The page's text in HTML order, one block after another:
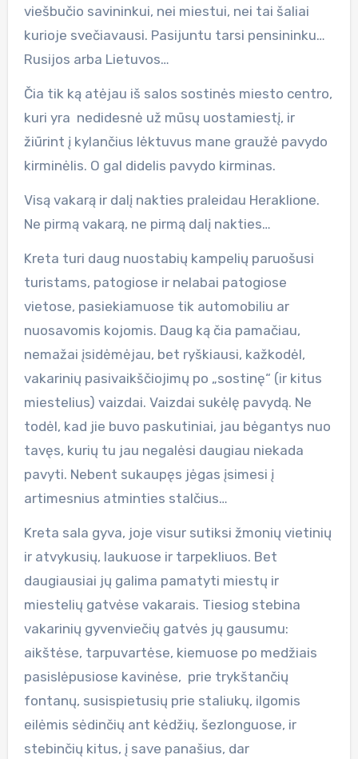
viešbučio savininkui, nei miestui, nei tai šaliai
kurioje svečiavausi. Pasijuntu tarsi pensininku…
Rusijos arba Lietuvos…
Čia tik ką atėjau iš salos sostinės miesto centro,
kuri yra nedidesnė už mūsų uostamiestį, ir
žiūrint į kylančius lėktuvus mane graužė pavydo
kirminėlis. O gal didelis pavydo kirminas.
Visą vakarą ir dalį nakties praleidau Heraklione.
Ne pirmą vakarą, ne pirmą dalį nakties…
Kreta turi daug nuostabių kampelių paruošusi
turistams, patogiose ir nelabai patogiose
vietose, pasiekiamuose tik automobiliu ar
nuosavomis kojomis. Daug ką čia pamačiau,
nemažai įsidėmėjau, bet ryškiausi, kažkodėl,
vakarinių pasivaikščiojimų po „sostinę“ (ir kitus
miestelius) vaizdai. Vaizdai sukėlę pavydą. Ne
todėl, kad jie buvo paskutiniai, jau bėgantys nuo
tavęs, kurių tu jau negalėsi daugiau niekada
pavyti. Nebent sukaupęs jėgas įsimesi į
artimesnius atminties stalčius…
Kreta sala gyva, joje visur sutiksi žmonių vietinių
ir atvykusių, laukuose ir tarpekliuos. Bet
daugiausiai jų galima pamatyti miestų ir
miestelių gatvėse vakarais. Tiesiog stebina
vakarinių gyvenviečių gatvės jų gausumu:
aikštėse, tarpuvartėse, kiemuose po medžiais
pasislėpusiose kavinėse, prie trykštančių
fontanų, susispietusių prie staliukų, ilgomis
eilėmis sėdinčių ant kėdžių, šezlonguose, ir
stebinčių kitus, į save panašius, dar